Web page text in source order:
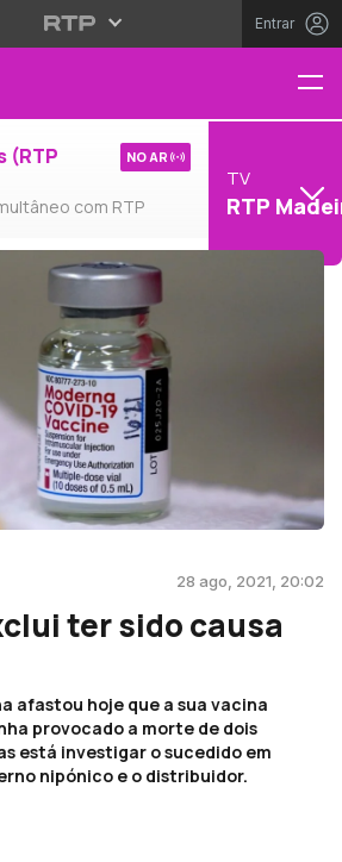
Entrar
(RTP
com RTP
NO AR
TV
RTP
28 ago, 2021, 20:02
ter sido causa
afastou hoje que a sua vacina
provocado a morte de dois
está investigar o sucedido em
nipónico e o distribuidor.